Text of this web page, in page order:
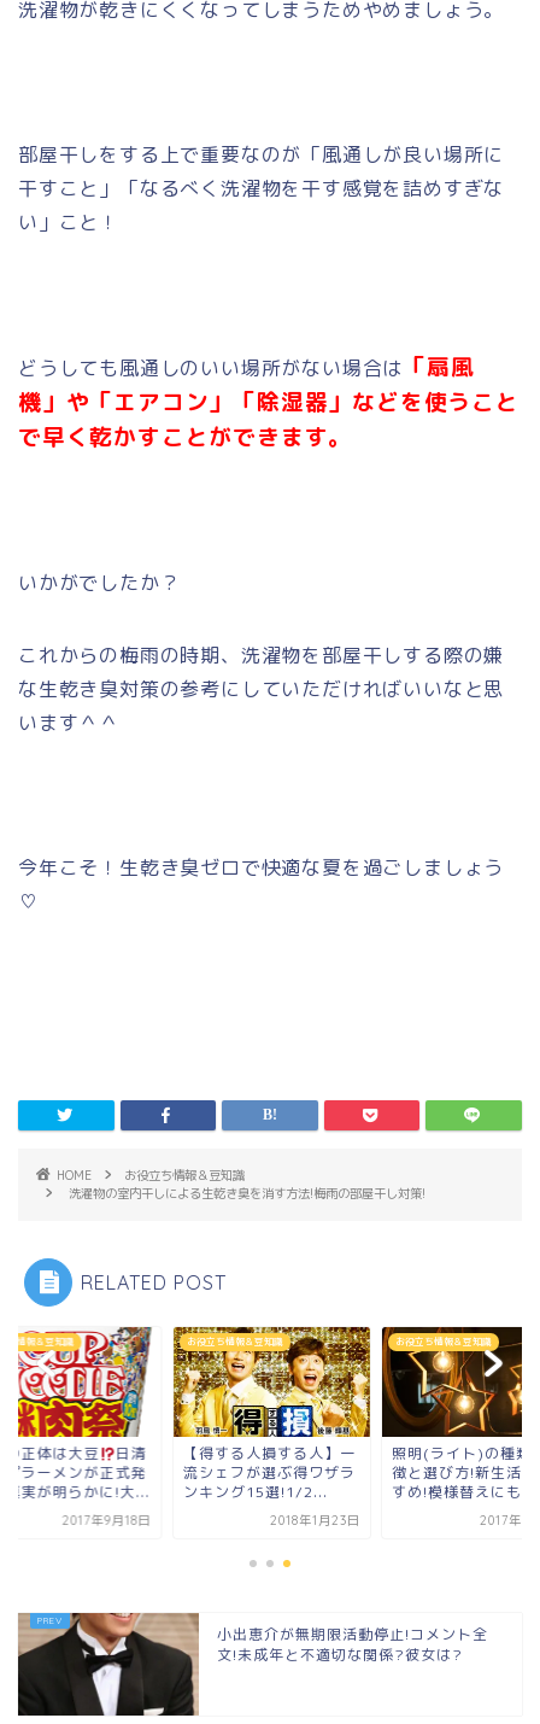
洗濯物が乾きにくくなってしまうためやめましょう。
部屋干しをする上で重要なのが「風通しが良い場所に
干すこと」「なるべく洗濯物を干す感覚を詰めすぎな
い」こと！
どうしても風通しのいい場所がない場合は 「扇風
機」や「エアコン」「除湿器」などを使うこと
で早く乾かすことができます。
いかがでしたか？
これからの梅雨の時期、洗濯物を部屋干しする際の嫌
な生乾き臭対策の参考にしていただければいいなと思
います＾＾
今年こそ！生乾き臭ゼロで快適な夏を過ごしましょう
♡
HOME
お役立ち情報＆豆知識
洗濯物の室内干しによる生乾き臭を消す方法!梅雨の部屋干し対策!
RELATED POST
ち情報＆豆知識
する人損する人】一
ェフが選ぶ得ワザラ
ング15選!1/2...
2018年1月23日
お役立ち情報＆豆知識
照明(ライト)の種類・特
徴と選び方!新生活におす
すめ!模様替えにも...
2017年3月17日
お役立ち情報＆豆知識
謎肉の正体は大豆
カップラーメンが正
表で真実が明らかに
2017年9
小出恵介が無期限活動停止!コメント全
文!未成年と不適切な関係?彼女は?